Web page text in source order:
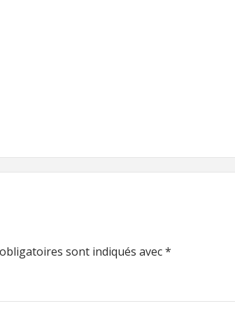
sont indiqués avec*